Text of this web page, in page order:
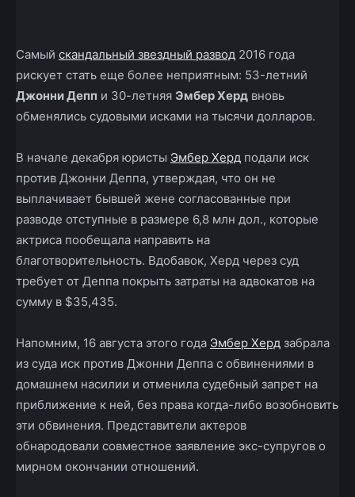
Самый скандальный звездный развод 2016 года
рискует стать еще более неприятным: 53-летний
Джонни Депп и 30-летняя Эмбер Херд вновь
обменялись судовыми исками на тысячи долларов.
В начале декабря юристы Эмбер Херд подали иск
против Джонни Деппа, утверждая, что он не
выплачивает бывшей жене согласованные при
разводе отступные в размере 6,8 млн дол., которые
актриса пообещала направить на
благотворительность. Вдобавок, Херд через суд
требует от Деппа покрыть затраты на адвокатов на
сумму в $35,435.
Напомним, 16 августа этого года Эмбер Херд забрала
из суда иск против Джонни Деппа с обвинениями в
домашнем насилии и отменила судебный запрет на
приближение к ней, без права когда-либо возобновить
эти обвинения. Представители актеров
обнародовали совместное заявление экс-супругов о
мирном окончании отношений.